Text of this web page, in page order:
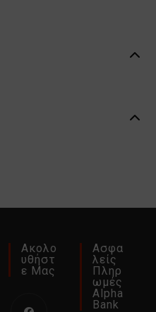
Ακολο
Υθήστ
Ε Μας
Ασφα
Λείς
Πληρ
Ωμές
Alpha
Bank